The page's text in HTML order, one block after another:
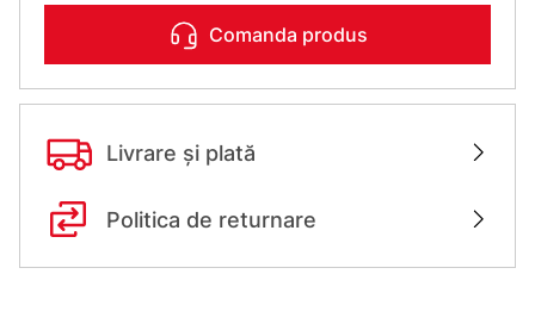
Comanda produs
Livrare și plată
Politica de returnare